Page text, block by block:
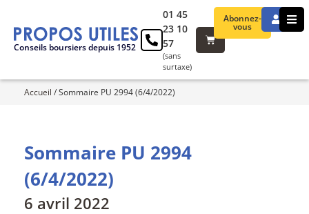
Conseils boursiers depuis 1952
Abonnez-
vous
01 45
23 10
57
(sans
surtaxe)
Accueil /Sommaire PU 2994 (6/4/2022)
Sommaire PU 2994
(6/4/2022)
6 avril 2022